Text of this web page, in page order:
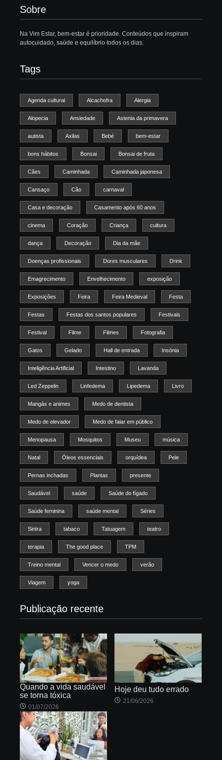
Sobre
Na Vim Estar, bem-estar é prioridade. Conteúdos que inspiram
autocuidado, saúde e equilíbrio todos os dias.
Tags
Agenda cultural Alcachofra Alergia
Alopecia Ansiedade Astenia da primavera
autista Axilas Bebé bem-estar
bons hábitos Bonsai Bonsai de fruta
Cães Caminhada Caminhada japonesa
Cansaço Cão carnaval
Casa e decoração Casamento após 60 anos
cinema Coração Criança cultura
dança Decoração Dia da mãe
Doenças profissionais Dores musculares Drink
Emagrecimento Envelhecimento exposição
Exposições Feira Feira Medieval Festa
Festas Festas dos santos populares Festivais
Festival Filme Filmes Fotografia
Gatos Gelado Hall de entrada Insónia
Inteligência Artificial Intestino Lavanda
Led Zeppelin Linfedema Lipedema Livro
Mangás e animes Medo de dentista
Medo de elevador Medo de falar em público
Menopausa Mosquitos Museu música
Natal Óleos essenciais orquídea Pele
Pernas inchadas Plantas presente
Saudável saúde Saúde do fígado
Saúde feminina saúde mental Séries
Sintra tabaco Tatuagem teatro
terapia The good place TPM
Treino mental Vencer o medo verão
Viagem yoga
Publicação recente
Quando a vida saudável
se torna tóxica
01/07/2026
Hoje deu tudo errado
21/06/2026